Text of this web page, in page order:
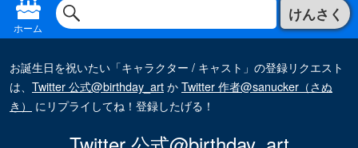
ホーム
けんさく
お誕生日を祝いたい「キャラクター / キャスト」の登録リクエスト
は、 Twitter 公式@birthday_artかTwitter 作者@sanucker（さぬ
き）
にリプライしてね！登録したげる！